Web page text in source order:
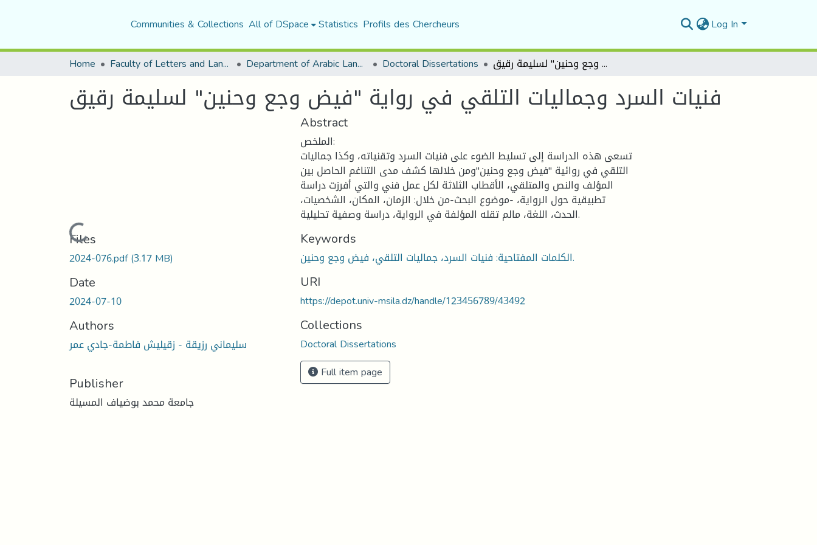
Communities & Collections All of DSpace Statistics Profils des Chercheurs Log In
Home Faculty of Letters and Languages Department of Arabic Language and Literature Doctoral Dissertations فنيات السرد وجماليات التلقي في رواية "فيض وجع وحنين" لسليمة رقيق
فنيات السرد وجماليات التلقي في رواية "فيض وجع وحنين" لسليمة رقيق
Loading...
Files
2024-076.pdf(3.17 MB)
Date
2024-07-10
Authors
سليماني رزيقة - زقيليش فاطمة-جادي عمر
Publisher
جامعة محمد بوضياف المسيلة
Abstract
الملخص:
تسعى هذه الدراسة إلى تسليط الضوء على فنيات السرد وتقنياته، وكذا جماليات
التلقي في روائية "فيض وجع وحنين"ومن خلالها كشف مدى التناغم الحاصل بين
المؤلف والنص والمتلقي، الأقطاب الثلاثة لكل عمل فني والتي أفرزت دراسة
تطبيقية حول الرواية، -موضوع البحث-من خلال: الزمان، المكان، الشخصيات،
الحدث، اللغة، مالم تقله المؤلفة في الرواية، دراسة وصفية تحليلية.
Keywords
الكلمات المفتاحية: فنيات السرد، جماليات التلقي، فيض وجع وحنين.
URI
https://depot.univ-msila.dz/handle/123456789/43492
Collections
Doctoral Dissertations
Full item page